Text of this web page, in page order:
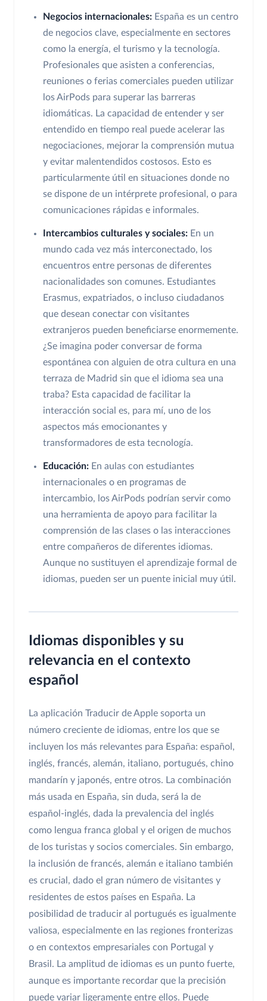
Negocios internacionales: España es un centro
de negocios clave, especialmente en sectores
como la energía, el turismo y la tecnología.
Profesionales que asisten a conferencias,
reuniones o ferias comerciales pueden utilizar
los AirPods para superar las barreras
idiomáticas. La capacidad de entender y ser
entendido en tiempo real puede acelerar las
negociaciones, mejorar la comprensión mutua
y evitar malentendidos costosos. Esto es
particularmente útil en situaciones donde no
se dispone de un intérprete profesional, o para
comunicaciones rápidas e informales.
Intercambios culturales y sociales: En un
mundo cada vez más interconectado, los
encuentros entre personas de diferentes
nacionalidades son comunes. Estudiantes
Erasmus, expatriados, o incluso ciudadanos
que desean conectar con visitantes
extranjeros pueden beneficiarse enormemente.
¿Se imagina poder conversar de forma
espontánea con alguien de otra cultura en una
terraza de Madrid sin que el idioma sea una
traba? Esta capacidad de facilitar la
interacción social es, para mí, uno de los
aspectos más emocionantes y
transformadores de esta tecnología.
Educación: En aulas con estudiantes
internacionales o en programas de
intercambio, los AirPods podrían servir como
una herramienta de apoyo para facilitar la
comprensión de las clases o las interacciones
entre compañeros de diferentes idiomas.
Aunque no sustituyen el aprendizaje formal de
idiomas, pueden ser un puente inicial muy útil.
Idiomas disponibles y su
relevancia en el contexto
español
La aplicación Traducir de Apple soporta un
número creciente de idiomas, entre los que se
incluyen los más relevantes para España: español,
inglés, francés, alemán, italiano, portugués, chino
mandarín y japonés, entre otros. La combinación
más usada en España, sin duda, será la de
español-inglés, dada la prevalencia del inglés
como lengua franca global y el origen de muchos
de los turistas y socios comerciales. Sin embargo,
la inclusión de francés, alemán e italiano también
es crucial, dado el gran número de visitantes y
residentes de estos países en España. La
posibilidad de traducir al portugués es igualmente
valiosa, especialmente en las regiones fronterizas
o en contextos empresariales con Portugal y
Brasil. La amplitud de idiomas es un punto fuerte,
aunque es importante recordar que la precisión
puede variar ligeramente entre ellos. Puede